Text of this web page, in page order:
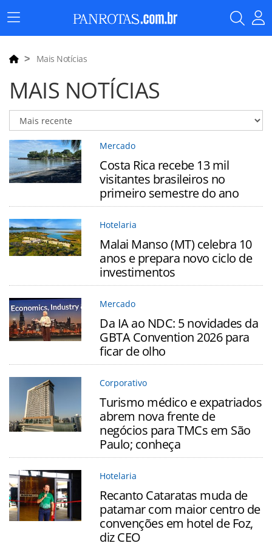
Menu
Principal
Mais Notícias
MAIS NOTÍCIAS
Mercado
Costa Rica recebe 13 mil
visitantes brasileiros no
primeiro semestre do ano
Hotelaria
Malai Manso (MT) celebra 10
anos e prepara novo ciclo de
investimentos
Mercado
Da IA ao NDC: 5 novidades da
GBTA Convention 2026 para
ficar de olho
Corporativo
Turismo médico e expatriados
abrem nova frente de
negócios para TMCs em São
Paulo; conheça
Hotelaria
Recanto Cataratas muda de
patamar com maior centro de
convenções em hotel de Foz,
diz CEO